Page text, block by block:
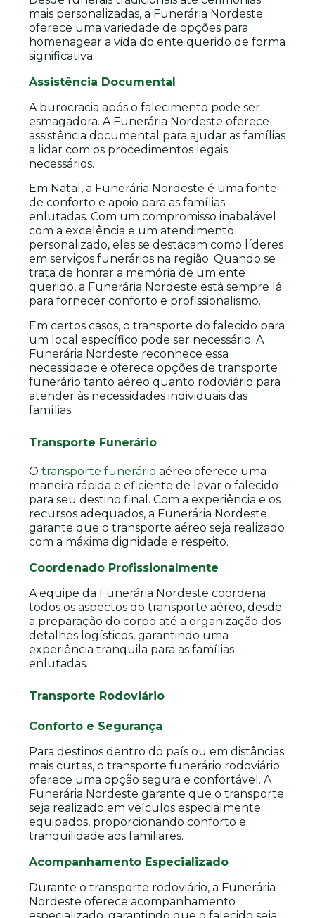
mais personalizadas, a Funerária Nordeste
oferece uma variedade de opções para
homenagear a vida do ente querido de forma
significativa.
Assistência Documental
A burocracia após o falecimento pode ser
esmagadora. A Funerária Nordeste oferece
assistência documental para ajudar as famílias
a lidar com os procedimentos legais
necessários.
Em Natal, a Funerária Nordeste é uma fonte
de conforto e apoio para as famílias
enlutadas. Com um compromisso inabalável
com a excelência e um atendimento
personalizado, eles se destacam como líderes
em serviços funerários na região. Quando se
trata de honrar a memória de um ente
querido, a Funerária Nordeste está sempre lá
para fornecer conforto e profissionalismo.
Em certos casos, o transporte do falecido para
um local específico pode ser necessário. A
Funerária Nordeste reconhece essa
necessidade e oferece opções de transporte
funerário tanto aéreo quanto rodoviário para
atender às necessidades individuais das
famílias.
Transporte Funerário
O transporte funerário aéreo oferece uma
maneira rápida e eficiente de levar o falecido
para seu destino final. Com a experiência e os
recursos adequados, a Funerária Nordeste
garante que o transporte aéreo seja realizado
com a máxima dignidade e respeito.
Coordenado Profissionalmente
A equipe da Funerária Nordeste coordena
todos os aspectos do transporte aéreo, desde
a preparação do corpo até a organização dos
detalhes logísticos, garantindo uma
experiência tranquila para as famílias
enlutadas.
Transporte Rodoviário
Conforto e Segurança
Para destinos dentro do país ou em distâncias
mais curtas, o transporte funerário rodoviário
oferece uma opção segura e confortável. A
Funerária Nordeste garante que o transporte
seja realizado em veículos especialmente
equipados, proporcionando conforto e
tranquilidade aos familiares.
Acompanhamento Especializado
Durante o transporte rodoviário, a Funerária
Nordeste oferece acompanhamento